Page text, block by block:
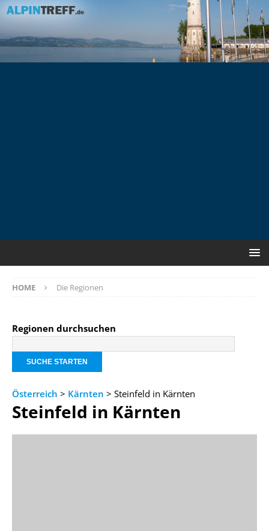
HOME Die Regionen
Regionen durchsuchen
Österreich > Kärnten > Steinfeld in Kärnten
Steinfeld in Kärnten